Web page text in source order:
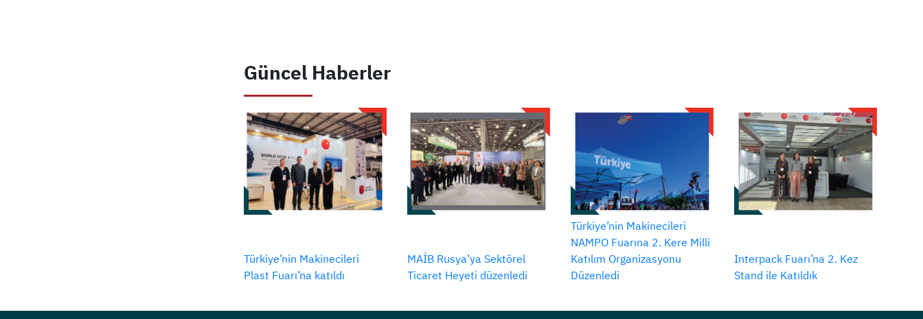
Güncel Haberler
Türkiye’nin Makinecileri
Plast Fuarı’na katıldı
MAİB Rusya’ya Sektörel
Ticaret Heyeti düzenledi
Türkiye’nin Makinecileri
NAMPO Fuarına 2. Kere Milli
Katılım Organizasyonu
Düzenledi
Interpack Fuarı’na 2. Kez
Stand ile Katıldık